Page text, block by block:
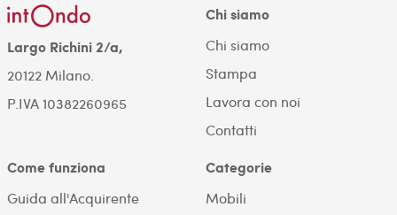
Largo Richini 2/a,
20122 Milano.
P.IVA 10382260965
Chi siamo
Chi siamo
Stampa
Lavora con noi
Contatti
Come funziona
Guida all'Acquirente
Categorie
Mobili